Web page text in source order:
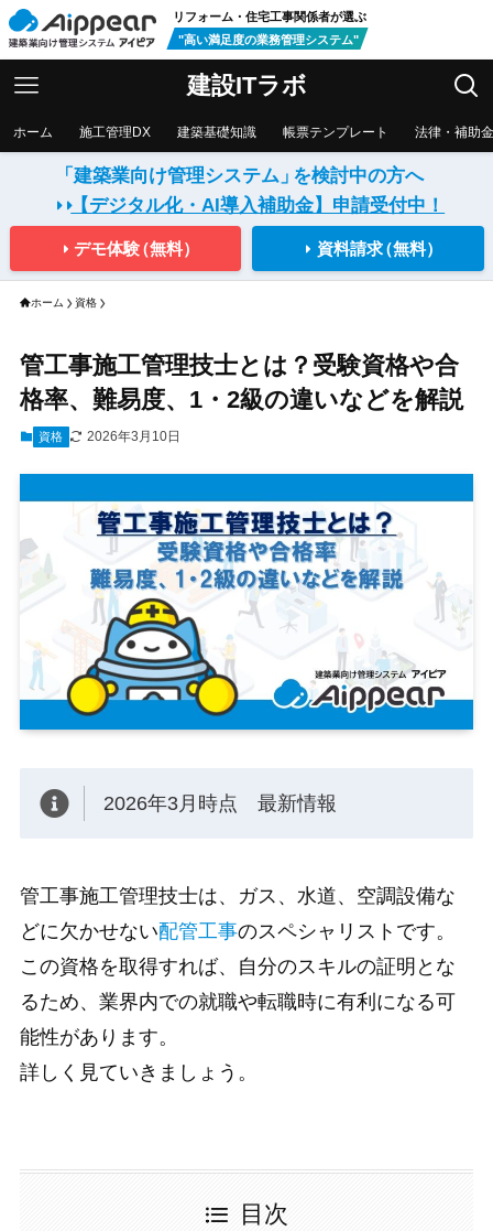
リフォーム・住宅工事関係者が選ぶ
"高い満足度の業務管理システム"
建設ITラボ
ホーム 施工管理DX 建築基礎知識 帳票テンプレート 法律・補助金
「建築業向け管理システム」を検討中の方へ
【デジタル化・AI導入補助金】申請受付中！
デモ体験（無料） 資料請求（無料）
ホーム 資格
管工事施工管理技士とは？受験資格や合
格率、難易度、1・2級の違いなどを解説
資格 2026年3月10日
2026年3月時点 最新情報
管工事施工管理技士は、ガス、水道、空調設備な
どに欠かせない配管工事のスペシャリストです。
この資格を取得すれば、自分のスキルの証明とな
るため、業界内での就職や転職時に有利になる可
能性があります。
詳しく見ていきましょう。
目次